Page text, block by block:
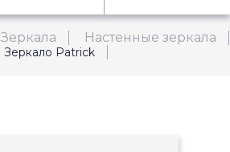
Зеркала Настенные зеркала
Зеркало Patrick